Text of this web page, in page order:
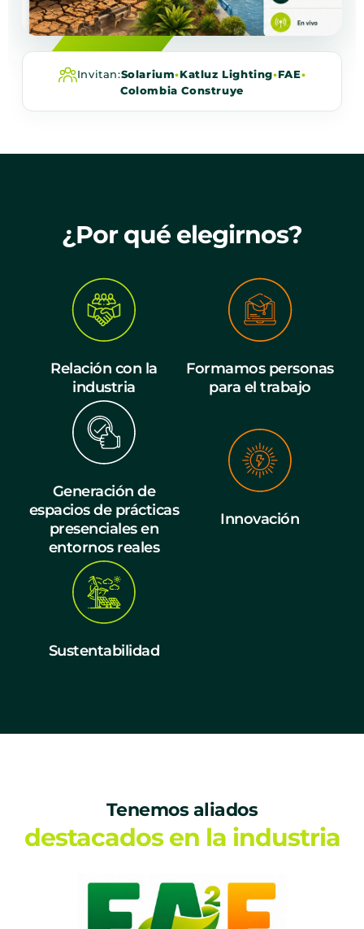
Invitan:Solarium•Katluz Lighting•FAE•
Colombia Construye
¿Por qué elegirnos?
Relación con la
industria
Formamos personas
para el trabajo
Generación de
espacios de prácticas
presenciales en
entornos reales
Innovación
Sustentabilidad
Tenemos aliados
destacados en la industria